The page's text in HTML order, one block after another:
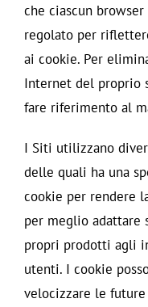
che ciascun
regolato per
ai cookie. Per
Internet del proprio
fare riferimento al
I Siti utilizzano
delle quali ha una
cookie per rendere
per meglio adattare
propri prodotti agli
utenti. I cookie
velocizzare le